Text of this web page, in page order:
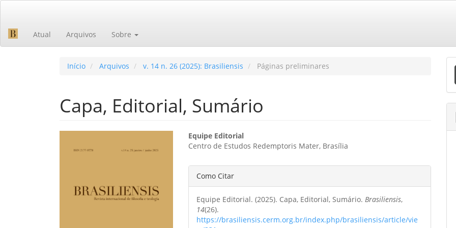
principal
Barra
Atual Arquivos Sobre
Início Arquivos v. 14 n. 26 (2025): Brasiliensis Páginas preliminares
Capa, Editorial, Sumário
lateral
artigos
Conteúdo
do
artigo
principal
Equipe Editorial
Centro de Estudos Redemptoris Mater, Brasília
Detalhes
do
artigo
Como Citar
Equipe Editorial. (2025). Capa, Editorial, Sumário.Brasiliensis,
14(26).
https://brasiliensis.cerm.org.br/index.php/brasiliensis/article/vie